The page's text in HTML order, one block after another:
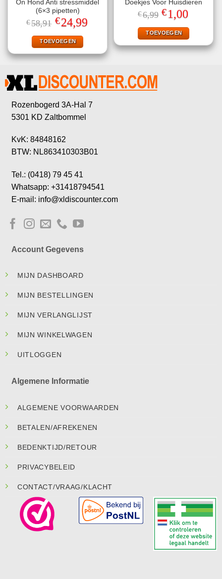
On Hond Anti stressmiddel
(6×3 pipetten)
€58,91 Oorspronkelijke
prijs
was:
€58,91.
€24,99Huidige
prijs
TOEVOEGEN
Doekjes Voor Huisdieren
€6,99 Oorspronkelijke
prijs
was:
€6,99.
€1,00
is:
€1,00.
TOEVOEGEN
Rozenbogerd 3A-Hal 7
5301 KD Zaltbommel
KvK: 84848162
BTW: NL863410303B01
Tel.: (0418) 79 45 41
Whatsapp: +31418794541
E-mail: info@xldiscounter.com
Account Gegevens
MIJN DASHBOARD
MIJN BESTELLINGEN
MIJN VERLANGLIJST
MIJN WINKELWAGEN
UITLOGGEN
Algemene Informatie
ALGEMENE VOORWAARDEN
BETALEN/AFREKENEN
BEDENKTIJD/RETOUR
PRIVACYBELEID
CONTACT/VRAAG/KLACHT